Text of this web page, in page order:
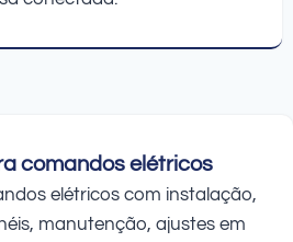
comandos elétricos
elétricos com instalação,
manutenção, ajustes em